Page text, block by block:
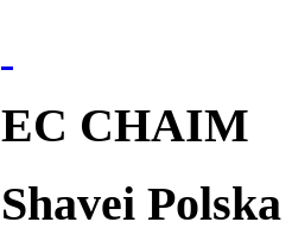
EC CHAIM
Shavei Polska